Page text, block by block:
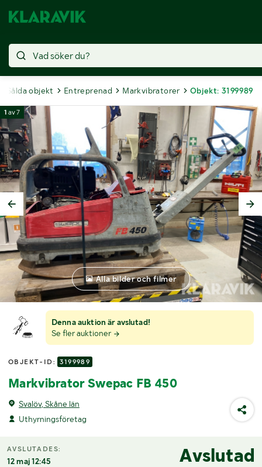
Sålda objekt Entreprenad Markvibratorer Objekt: 3199989
Denna auktion är avslutad!
Se fler auktioner
OBJEKT-ID: 3199989
Markvibrator Swepac FB 450
Svalöv, Skåne län
Uthyrningsföretag
1 av7
Alla bilder och filmer
AVSLUTADES:
12 maj 12:45 Avslutad